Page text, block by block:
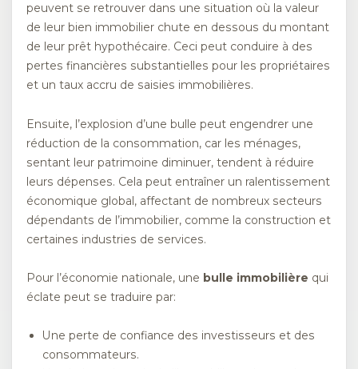
peuvent se retrouver dans une situation où la valeur
de leur bien immobilier chute en dessous du montant
de leur prêt hypothécaire. Ceci peut conduire à des
pertes financières substantielles pour les propriétaires
et un taux accru de saisies immobilières.
Ensuite, l’explosion d’une bulle peut engendrer une
réduction de la consommation, car les ménages,
sentant leur patrimoine diminuer, tendent à réduire
leurs dépenses. Cela peut entraîner un ralentissement
économique global, affectant de nombreux secteurs
dépendants de l’immobilier, comme la construction et
certaines industries de services.
Pour l’économie nationale, une bulle immobilière qui
éclate peut se traduire par:
Une perte de confiance des investisseurs et des
consommateurs.